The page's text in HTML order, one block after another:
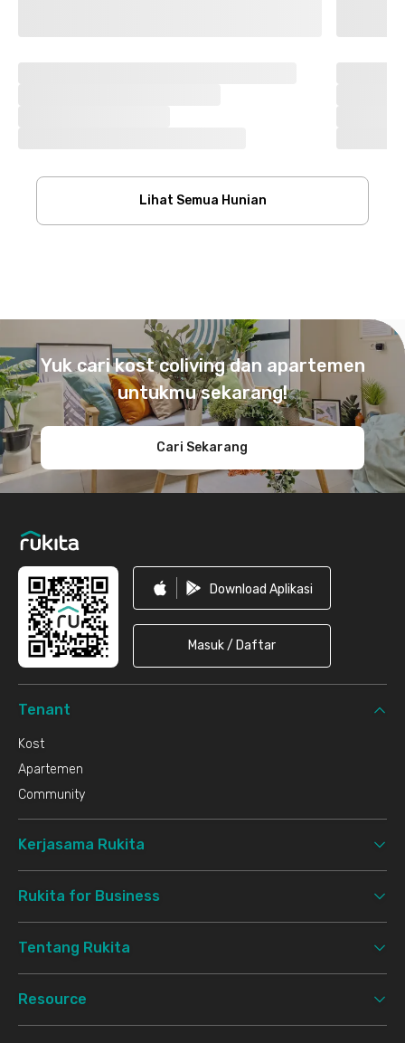
Lihat Semua Hunian
Yuk cari kost coliving dan apartemen
untukmu sekarang!
Cari Sekarang
Download Aplikasi
Masuk / Daftar
Tenant
Kost
Apartemen
Community
Kerjasama Rukita
Rukita for Business
Tentang Rukita
Resource